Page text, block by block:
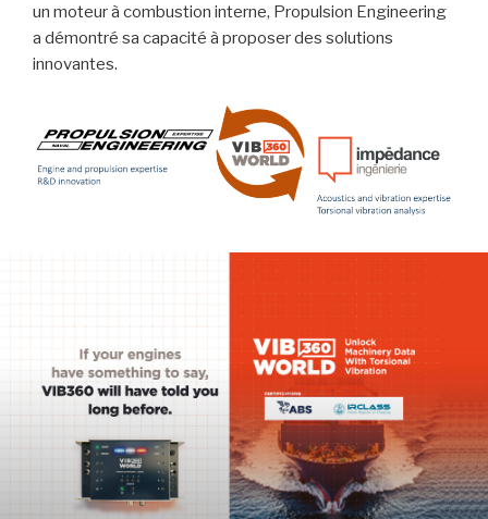
un moteur à combustion interne, Propulsion Engineering
a démontré sa capacité à proposer des solutions
innovantes.